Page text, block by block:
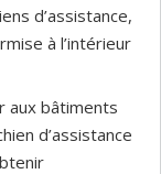
d’assistance,
à l’intérieur
aux bâtiments
d’assistance